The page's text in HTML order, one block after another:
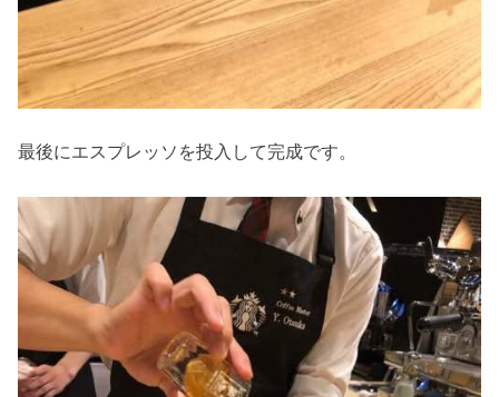
最後にエスプレッソを投入して完成です。